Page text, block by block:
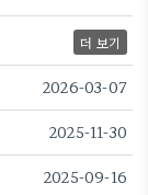
더 보기
2026-03-07
2025-11-30
2025-09-16